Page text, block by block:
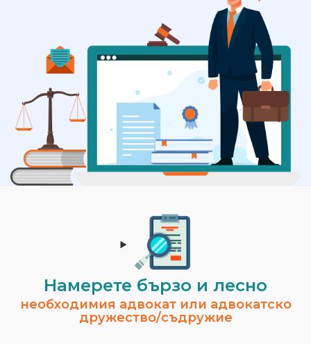
Намерете бързо и лесно
необходимия адвокат или адвокатско
дружество/съдружие